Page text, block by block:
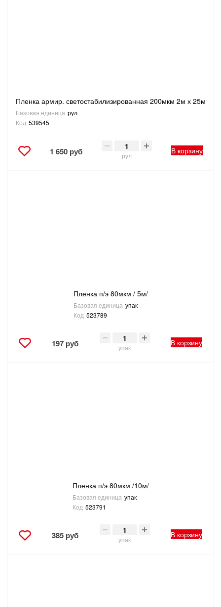
Пленка армир. светостабилизированная 200мкм 2м х 25м
Базовая единица рул
Код 539545
1 650 руб рул
В корзину
Пленка п/э 80мкм / 5м/
Базовая единица упак
Код 523789
197 руб упак
В корзину
Пленка п/э 80мкм /10м/
Базовая единица упак
Код 523791
385 руб упак
В корзину